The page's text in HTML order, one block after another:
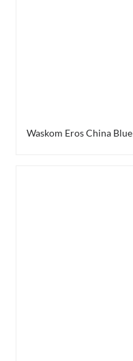
Waskom Eros China Blue